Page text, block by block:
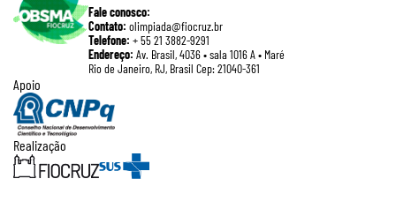
Fale conosco:
Contato: olimpiada@fiocruz.br
Telefone: + 55 21 3882-9291
Endereço: Av. Brasil, 4036 • sala 1016 A • Maré
Rio de Janeiro, RJ, Brasil Cep: 21040-361
Apoio
Realização